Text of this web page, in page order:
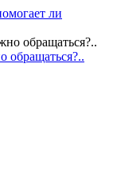
ли
обращаться?..